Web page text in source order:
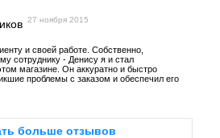
27 ноября 2015
и своей работе. Собственно,
сотруднику - Денису я и стал
магазине. Он аккуратно и быстро
проблемы с заказом и обеспечил его
больше отзывов